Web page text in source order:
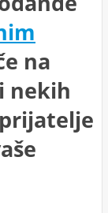
na
nekih